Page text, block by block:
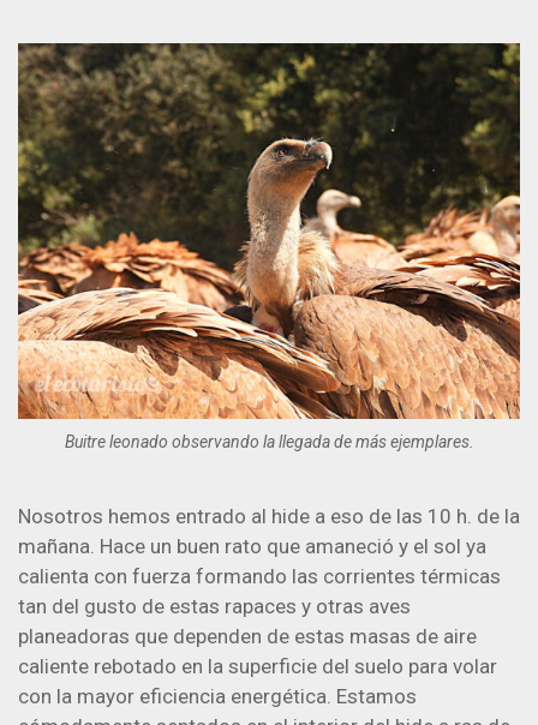
Buitre leonado observando la llegada de más ejemplares.
Nosotros hemos entrado al hide a eso de las 10 h. de la
mañana. Hace un buen rato que amaneció y el sol ya
calienta con fuerza formando las corrientes térmicas
tan del gusto de estas rapaces y otras aves
planeadoras que dependen de estas masas de aire
caliente rebotado en la superficie del suelo para volar
con la mayor eficiencia energética. Estamos